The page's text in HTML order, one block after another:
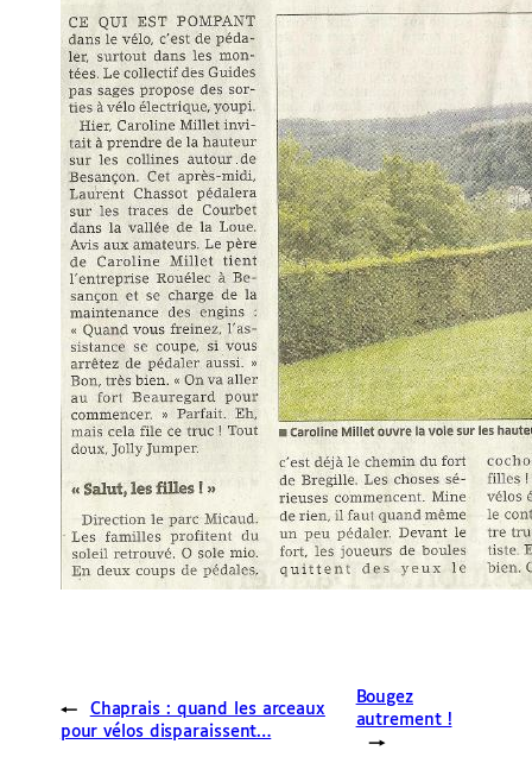
←
Chaprais : quand les arceaux
pour vélos disparaissent…
Bougez
autrement !
→